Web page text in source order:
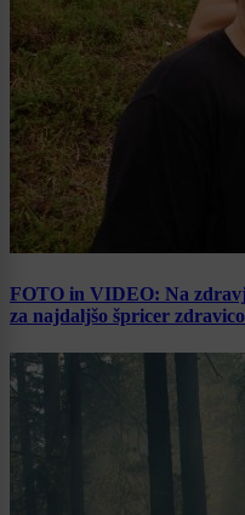
FOTO in VIDEO: Na
za najdaljšo špricer